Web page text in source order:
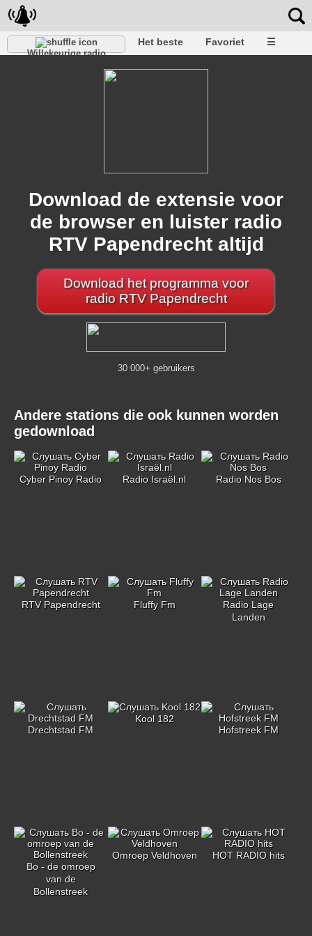
Willekeurige radio
Het beste Favoriet ☰
Download de extensie voor
de browser en luister radio
RTV Papendrecht altijd
Download het programma voor
radio RTV Papendrecht
30 000+ gebruikers
Andere stations die ook kunnen worden
gedownload
Cyber Pinoy Radio Radio Israël.nl Radio Nos Bos
RTV Papendrecht Fluffy Fm
Radio Lage
Landen
Drechtstad FM
Kool 182
Hofstreek FM
Bo - de omroep
van de
Bollenstreek
Omroep Veldhoven HOT RADIO hits